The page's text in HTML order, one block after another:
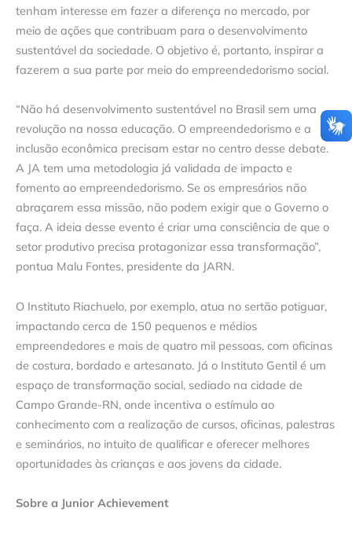
tenham interesse em fazer a diferença no mercado, por
meio de ações que contribuam para o desenvolvimento
sustentável da sociedade. O objetivo é, portanto, inspirar a
fazerem a sua parte por meio do empreendedorismo social.
“Não há desenvolvimento sustentável no Brasil sem uma
revolução na nossa educação. O empreendedorismo e a
inclusão econômica precisam estar no centro desse debate.
A JA tem uma metodologia já validada de impacto e
fomento ao empreendedorismo. Se os empresários não
abraçarem essa missão, não podem exigir que o Governo o
faça. A ideia desse evento é criar uma consciência de que o
setor produtivo precisa protagonizar essa transformação”,
pontua Malu Fontes, presidente da JARN.
O Instituto Riachuelo, por exemplo, atua no sertão potiguar,
impactando cerca de 150 pequenos e médios
empreendedores e mais de quatro mil pessoas, com oficinas
de costura, bordado e artesanato. Já o Instituto Gentil é um
espaço de transformação social, sediado na cidade de
Campo Grande-RN, onde incentiva o estímulo ao
conhecimento com a realização de cursos, oficinas, palestras
e seminários, no intuito de qualificar e oferecer melhores
oportunidades às crianças e aos jovens da cidade.
Sobre a Junior Achievement